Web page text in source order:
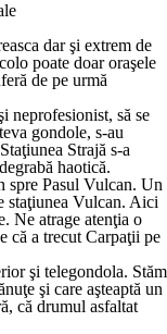
dar şi extrem de
poate doar oraşele
de pe urmă
neprofesionist, să se
gondole, s-au
Strajă s-a
haotică.
spre Pasul Vulcan. Un
staţiunea Vulcan. Aici
Ne atrage atenţia o
că a trecut Carpaţii pe
şi telegondola. Stăm
şi care aşteaptă un
că drumul asfaltat